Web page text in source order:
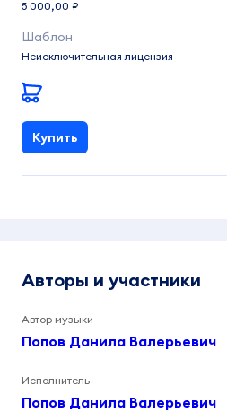
5 000,00 ₽
Неисключительная лицензия
Купить
Авторы и участники
Автор музыки
Попов Данила Валерьевич
Исполнитель
Попов Данила Валерьевич